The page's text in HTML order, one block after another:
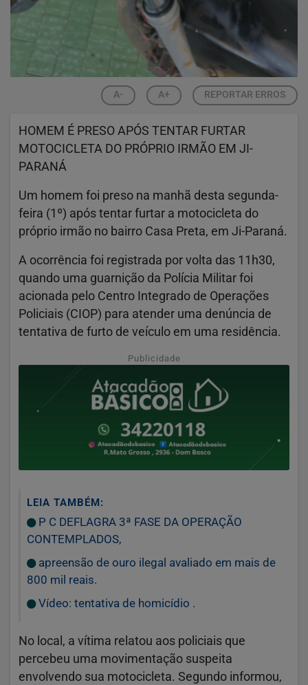
A- A+ REPORTAR ERROS
HOMEM É PRESO APÓS TENTAR FURTAR
MOTOCICLETA DO PRÓPRIO IRMÃO EM JI-
PARANÁ
Um homem foi preso na manhã desta segunda-
feira (1º) após tentar furtar a motocicleta do
próprio irmão no bairro Casa Preta, em Ji-Paraná.
A ocorrência foi registrada por volta das 11h30,
quando uma guarnição da Polícia Militar foi
acionada pelo Centro Integrado de Operações
Policiais (CIOP) para atender uma denúncia de
tentativa de furto de veículo em uma residência.
Publicidade
LEIA TAMBÉM:
P C DEFLAGRA 3ª FASE DA OPERAÇÃO
CONTEMPLADOS,
apreensão de ouro ilegal avaliado em mais de
800 mil reais.
Vídeo: tentativa de homicídio .
No local, a vítima relatou aos policiais que
percebeu uma movimentação suspeita
envolvendo sua motocicleta. Segundo informou,